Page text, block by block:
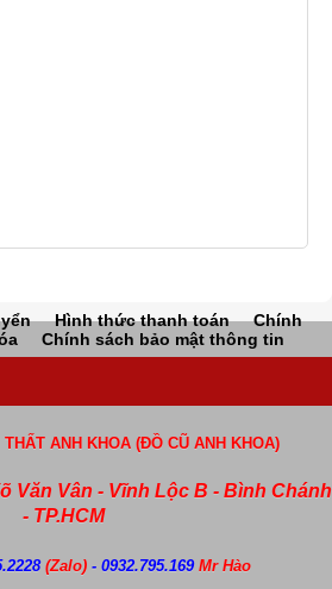
Hình thức thanh toán
Chính
Chính sách bảo mật thông tin
ANH KHOA (ĐỒ CŨ ANH KHOA)
Văn Vân - Vĩnh Lộc B - Bình Chánh
- TP.HCM
(Zalo) - 0932.795.169 Mr Hào